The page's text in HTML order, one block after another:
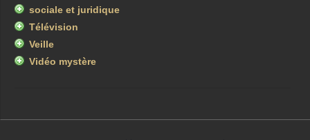
sociale et juridique
Télévision
Veille
Vidéo mystère